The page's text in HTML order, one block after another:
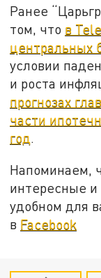
Ранее
том, что в
центральных
условии
и роста
прогнозах
части
год.
Напоминаем,
интересные
удобном для
в Facebook